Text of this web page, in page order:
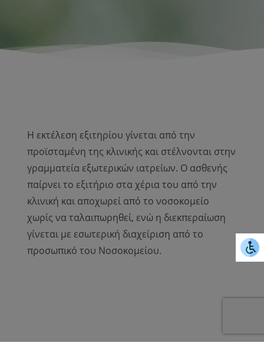
Η εκτέλεση εξιτηρίου γίνεται από την
προϊσταμένη της κλινικής και στέλνονται στην
γραμματεία εξωτερικών ιατρείων. Ο ασθενής
παίρνει το εξιτήριο στα χέρια του από την
κλινική και αποχωρεί από το νοσοκομείο
χωρίς να ταλαιπωρηθεί, ενώ η διεκπεραίωση
γίνεται με εσωτερική διαχείριση από το
προσωπικό του Νοσοκομείου.